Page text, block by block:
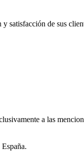
de sus
a las